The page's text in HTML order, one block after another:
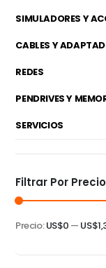
SIMULADORES Y
CABLES Y
REDES
PENDRIVES Y
SERVICIOS
Filtrar Por Precio
mínimo
máximo
Precio:US$0 —